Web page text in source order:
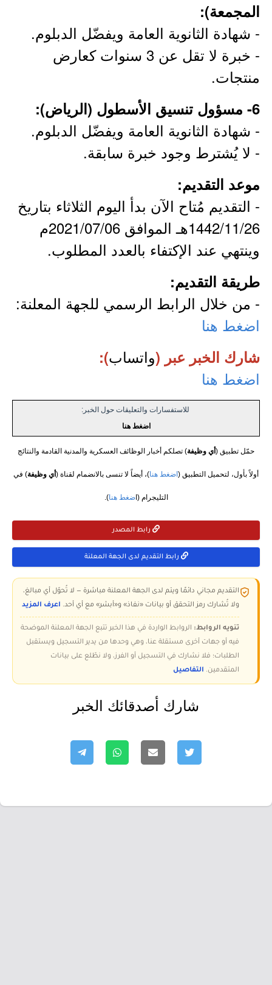
المجمعة):
- شهادة الثانوية العامة ويفضّل الدبلوم.
- خبرة لا تقل عن 3 سنوات كعارض
منتجات.
6- مسؤول تنسيق الأسطول (الرياض):
- شهادة الثانوية العامة ويفضّل الدبلوم.
- لا يُشترط وجود خبرة سابقة.
موعد التقديم:
- التقديم مُتاح الآن بدأ اليوم الثلاثاء بتاريخ
1442/11/26هـ الموافق 2021/07/06م
وينتهي عند الإكتفاء بالعدد المطلوب.
طريقة التقديم:
- من خلال الرابط الرسمي للجهة المعلنة:
اضغط هنا
شارك الخبر عبر (واتساب):
اضغط هنا
للاستفسارات والتعليقات حول الخبر:
اضغط هنا
حمّل تطبيق ( أي وظيفة) تصلكم أخبار الوظائف العسكرية والمدنية القادمة والنتائج
أولاً بأول، لتحميل التطبيق ( اضغط هنا)، أيضاً لا تنسى بالانضمام لقناة ( أي وظيفة) في
التليجرام (اضغط هنا).
رابط المصدر
رابط التقديم لدى الجهة المعلنة
التقديم مجاني دائمًا ويتم لدى الجهة المعلنة مباشرة — لا تُحوّل أي مبالغ،
ولا تُشارك رمز التحقق أو بيانات «نفاذ» و«أبشر» مع أي أحد. اعرف المزيد
تنويه الروابط: الروابط الواردة في هذا الخبر تتبع الجهة المعلنة الموضحة
فيه أو جهات أخرى مستقلة عنا، وهي وحدها من يدير التسجيل ويستقبل
الطلبات؛ فلا نشارك في التسجيل أو الفرز، ولا نطّلع على بيانات
المتقدمين. التفاصيل
شارك أصدقائك الخبر